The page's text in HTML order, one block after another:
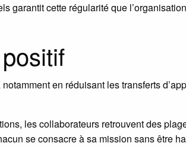
garantit cette régularité que
en réduisant les transferts
les collaborateurs retrouvent des
se consacre à sa mission sans être